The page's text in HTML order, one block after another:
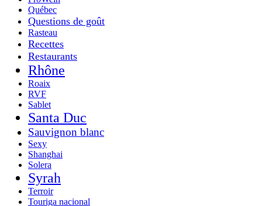
Québec
Questions de goût
Rasteau
Recettes
Restaurants
Rhône
Roaix
RVF
Sablet
Santa Duc
Sauvignon blanc
Sexy
Shanghai
Solera
Syrah
Terroir
Touriga nacional